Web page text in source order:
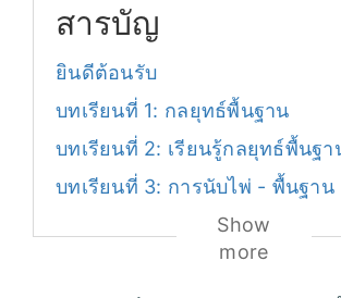
สารบัญ
ยินดีต้อนรับ
บทเรียนที่ 1: กลยุทธ์พื้นฐาน
บทเรียนที่ 2: เรียนรู้กลยุทธ์พื้นฐา
บทเรียนที่ 3: การนับไพ่ - พื้นฐาน
Show
more